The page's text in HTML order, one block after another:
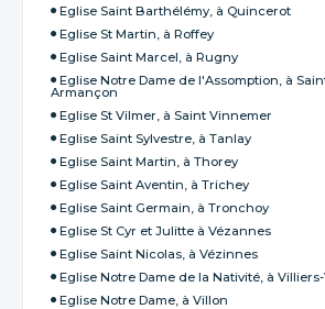
Eglise Saint Barthélémy, à Quincerot
Eglise St Martin, à Roffey
Eglise Saint Marcel, à Rugny
Eglise Notre Dame de l'Assomption, à
Armançon
Eglise St Vilmer, à Saint Vinnemer
Eglise Saint Sylvestre, à Tanlay
Eglise Saint Martin, à Thorey
Eglise Saint Aventin, à Trichey
Eglise Saint Germain, à Tronchoy
Eglise St Cyr et Julitte à Vézannes
Eglise Saint Nicolas, à Vézinnes
Eglise Notre Dame de la Nativité, à
Eglise Notre Dame, à Villon